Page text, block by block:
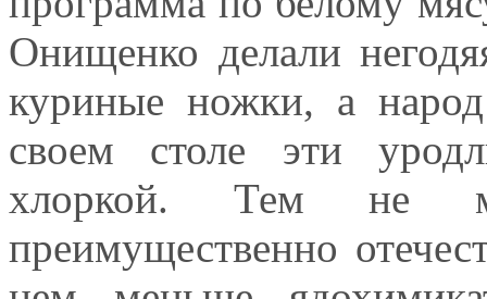
Онищенко делали
куриные ножки, а
своем столе эти
хлоркой. Тем не
преимущественно